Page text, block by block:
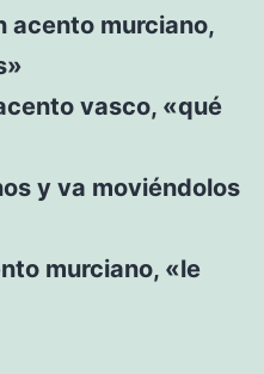
acento murciano,
vasco, «qué
y va moviéndolos
murciano, «le